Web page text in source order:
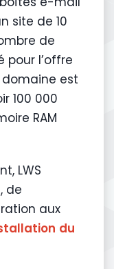
site de 10
de
l’offre
domaine est
100 000
RAM
LWS
de
aux
du